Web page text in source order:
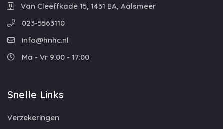
Van Cleeffkade 15, 1431 BA, Aalsmeer
023-5563110
info@hnhc.nl
Ma - Vr 9:00 - 17:00
Snelle Links
Verzekeringen